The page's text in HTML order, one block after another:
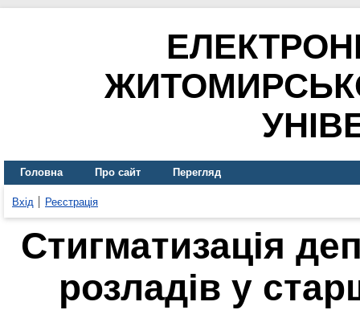
Головна Про сайт Перегляд
Вхід Реєстрація
Стигматизація
розладів у